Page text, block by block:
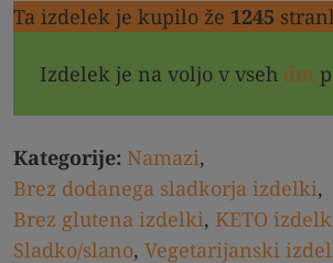
Ta izdelek je kupilo že 1245
Izdelek je na voljo v vseh dm
Kategorije: Namazi,
Brez dodanega sladkorja izdelki,
Brez glutena izdelki, KETO
Sladko/slano, Vegetarijanski